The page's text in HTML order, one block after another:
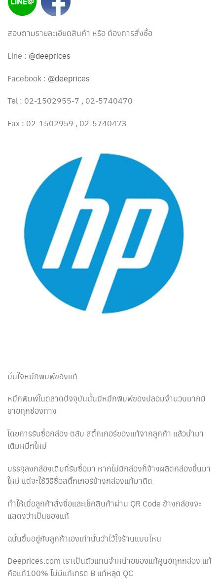
สอบถามรายละเอียดสินค้า หรือ ต้องการสั่งซื้อ
Line : @deeprices
Facebook : @deeprices
Tel : 02-1502955-7 , 02-5740470
Fax : 02-1502959 , 02-5740473
มั่นใจหมึกพิมพ์ของแท้
หมึกพิมพ์ในตลาดปัจจุบันนั้นมีหมึกพิมพ์ของปลอมจำนวนมากมี
ขายทุกช่องทาง
โดยการรับซื้อกล่อง ตลับ สติ๊กเกอร์ของแท้จากลูกค้า แล้วนำมา
เติมหมึกใหม่
บรรจุลงกล่องเดิมที่รับซื้อมา หากไม่มีกล่องก็จ้างผลิตกล่องขึ้นมา
ใหม่ แต่จะใช้วิธีซื้อสติ๊กเกอร์ข้างกล่องแท้มาติด
ทำให้เมื่อลูกค้าสั่งซื้อและเช็คสินค้าผ่าน QR Code ข้างกล่องจะ
แสดงว่าเป็นของแท้
ฉนั้นขึ้นอยู่กับลูกค้าเองเท่านั้นว่าไว้ใจร้านแบบไหน
Deeprices.com เราเป็นตัวแทนจำหน่ายของแท้ศูนย์ทุกกล่อง แท้
คือแท้100% ไม่มีแท้เกรด B แท้หลุด QC